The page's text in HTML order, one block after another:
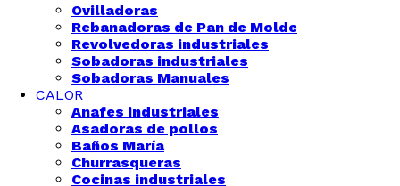
Ovilladoras
Rebanadoras de Pan de Molde
Revolvedoras industriales
Sobadoras industriales
Sobadoras Manuales
CALOR
Anafes industriales
Asadoras de pollos
Baños María
Churrasqueras
Cocinas industriales